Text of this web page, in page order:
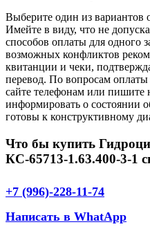
Выберите один из вариантов
Имейте в виду, что не
способов оплаты для одного
возможных конфликтов
квитанции и чеки,
перевод. По вопросам
сайте телефонам или пишите
информировать о состоянии
готовы к конструктивному
Что бы купить
КС-65713-1.63.400-3-1
+7 (996)-228-11-74
Написать в WhatApp